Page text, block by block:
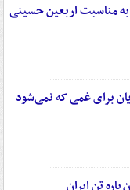
مناسبت اربعین حسینی
برای غمی که نمی‌شود